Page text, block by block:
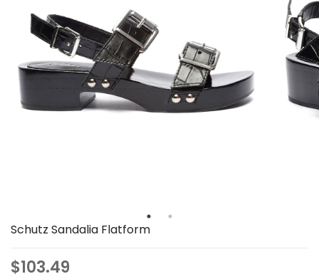
Schutz Sandalia Flatform
$103.49